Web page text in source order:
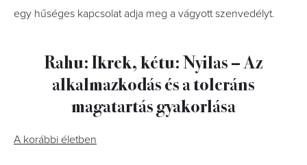
egy hűséges kapcsolat adja meg a vágyott szenvedélyt.
Rahu: Ikrek, kétu: Nyilas – Az
alkalmazkodás és a toleráns
magatartás gyakorlása
A korábbi életben